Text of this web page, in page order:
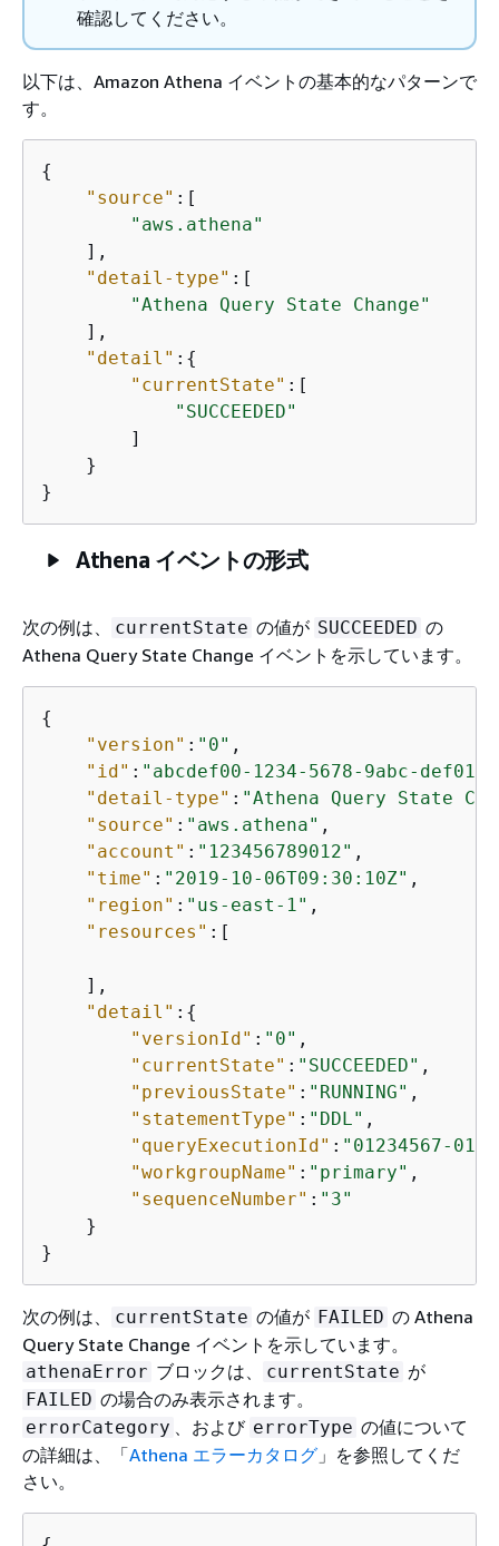
確認してください。
以下は、Amazon Athena イベントの基本的なパターンで
す。
{
"source" :[
"aws.athena"
    ],
"detail-type" :[
"Athena Query State Change"
    ],
"detail" : {
"currentState" :[
"SUCCEEDED"
        ]
    }
}
Athena イベントの形式
次の例は、 currentState の値が SUCCEEDED の
Athena Query State Change イベントを示しています。
{
"version" : "0" ,
"id" : "abcdef00-1234-5678-9abc-
"detail-type" : "Athena Query State
"source" : "aws.athena" ,
"account" : "123456789012" ,
"time" : "2019-10-06T09:30:10Z" ,
"region" : "us-east-1" ,
"resources" :[
    ],
"detail" : {
"versionId" : "0" ,
"currentState" : "SUCCEEDED" ,
"previousState" : "RUNNING" ,
"statementType" : "DDL" ,
"queryExecutionId" : "01234567-
"workgroupName" : "primary" ,
"sequenceNumber" : "3"
    }
}
次の例は、 currentState の値が FAILED の Athena
Query State Change イベントを示しています。
athenaError ブロックは、 currentState が
FAILED の場合のみ表示されます。
errorCategory 、および errorType の値について
の詳細は、「Athena エラーカタログ 」を参照してくだ
さい。